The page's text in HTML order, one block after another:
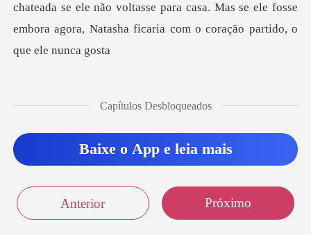
chateada se e
Capítulos Desbloqueados
Baixe o App e leia mais
Anterior Próximo